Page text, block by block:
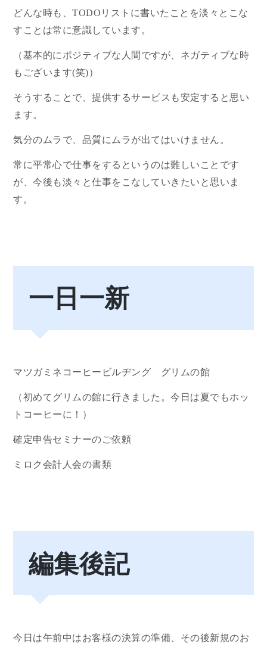
どんな時も、TODOリストに書いたことを淡々とこな
すことは常に意識しています。
（基本的にポジティブな人間ですが、ネガティブな時
もございます(笑)）
そうすることで、提供するサービスも安定すると思い
ます。
気分のムラで、品質にムラが出てはいけません。
常に平常心で仕事をするというのは難しいことです
が、今後も淡々と仕事をこなしていきたいと思いま
す。
一日一新
マツガミネコーヒービルヂング グリムの館
（初めてグリムの館に行きました。今日は夏でもホッ
トコーヒーに！）
確定申告セミナーのご依頼
ミロク会計人会の書類
編集後記
今日は午前中はお客様の決算の準備、その後新規のお